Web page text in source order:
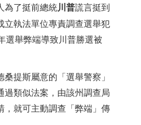
為了挺前總統川普謊言挺到
立執法單位專責調查選舉犯
選舉弊端導致川普勝選被
提斯屬意的「選舉警察」
過類似法案，由該州調查局
，就可主動調查「弊端」傳